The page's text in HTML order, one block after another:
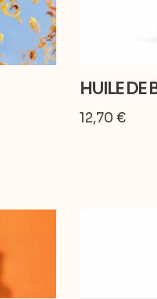
HUILE DE
12,70 €